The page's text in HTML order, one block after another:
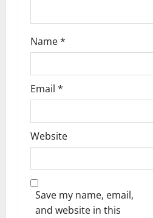
Name*
Email *
Website
Save my name, email,
and website in this